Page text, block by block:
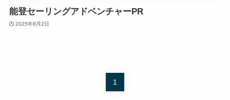
能登セーリングアドベンチャーPR
2025年8月2日
1